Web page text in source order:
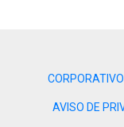
CORPORATIVO
AVISO DE